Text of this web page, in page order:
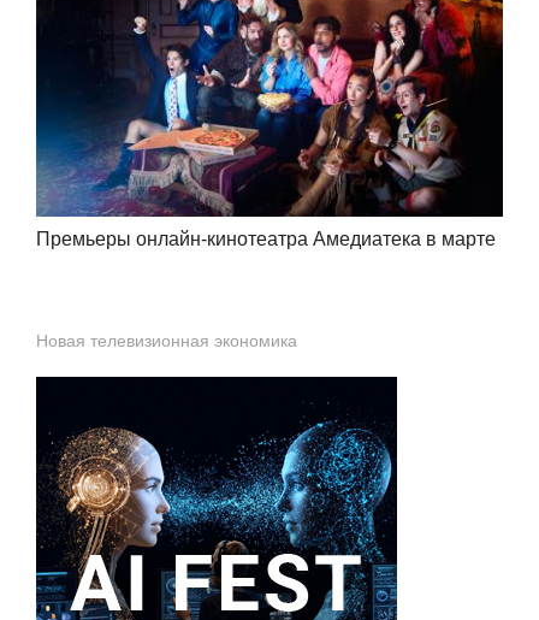
Премьеры онлайн-кинотеатра Амедиатека в марте
Новая телевизионная экономика